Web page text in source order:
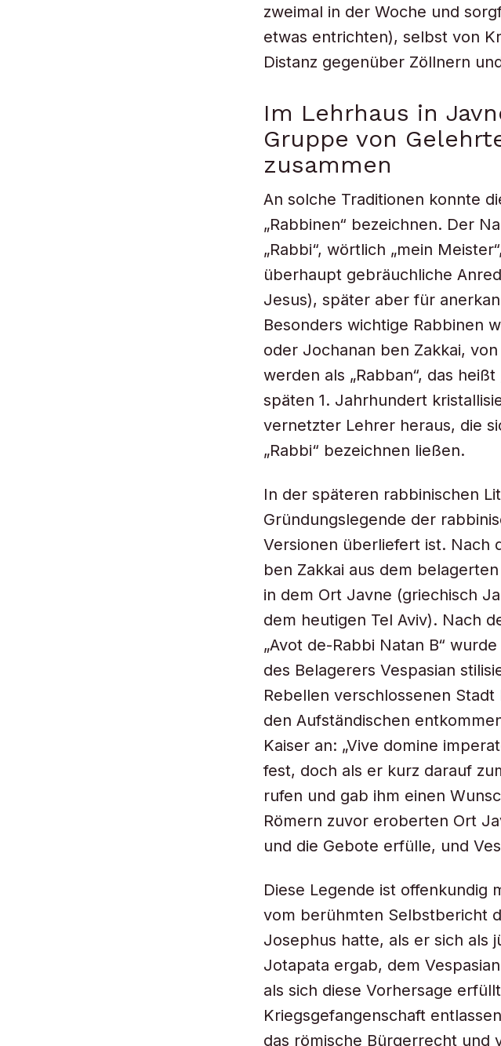
zweimal in der Woche und
etwas entrichten), selbst von
Distanz gegenüber Zöllnern
Im Lehrhaus in
Gruppe von
zusammen
An solche Traditionen konnte
„Rabbinen“ bezeichnen. Der
„Rabbi“, wörtlich „mein
überhaupt gebräuchliche
Jesus), später aber für
Besonders wichtige Rabbinen
oder Jochanan ben Zakkai,
werden als „Rabban“, das
späten 1. Jahrhundert
vernetzter Lehrer heraus, die
„Rabbi“ bezeichnen ließen.
In der späteren rabbinischen
Gründungslegende der
Versionen überliefert ist. Nach
ben Zakkai aus dem
in dem Ort Javne (griechisch
dem heutigen Tel Aviv). Nach
„Avot de-Rabbi Natan B“
des Belagerers Vespasian
Rebellen verschlossenen
den Aufständischen
Kaiser an: „Vive domine
fest, doch als er kurz darauf
rufen und gab ihm einen
Römern zuvor eroberten Ort
und die Gebote erfülle, und
Diese Legende ist offenkundig
vom berühmten Selbstbericht
Josephus hatte, als er sich als
Jotapata ergab, dem
als sich diese Vorhersage
Kriegsgefangenschaft
das römische Bürgerrecht und